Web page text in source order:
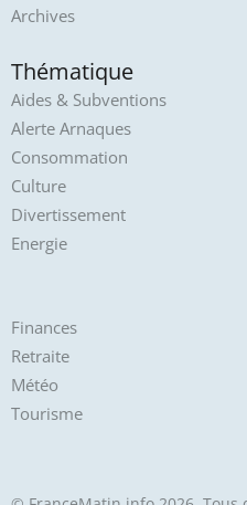
Archives
Thématique
Aides & Subventions
Alerte Arnaques
Consommation
Culture
Divertissement
Energie
Finances
Retraite
Météo
Tourisme